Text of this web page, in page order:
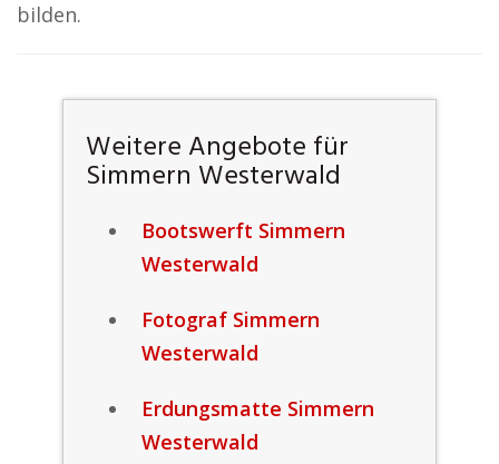
bilden.
Weitere Angebote für
Simmern Westerwald
Bootswerft Simmern
Westerwald
Fotograf Simmern
Westerwald
Erdungsmatte Simmern
Westerwald